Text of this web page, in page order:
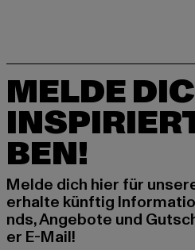
MELDE
BEN!
Melde dich hier für
erhalte künftig
nds, Angebote und
er E-Mail!